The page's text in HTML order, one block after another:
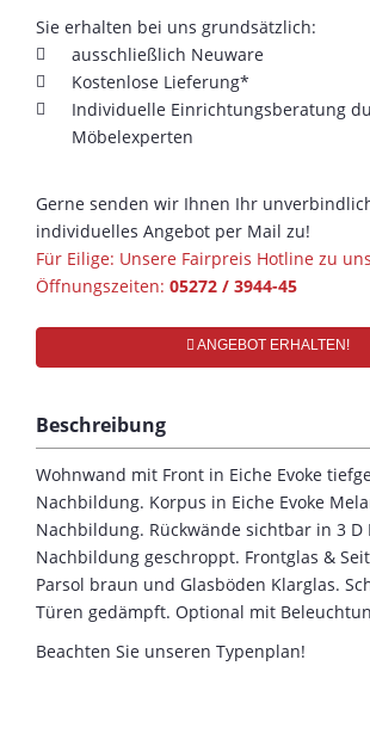
Sie erhalten bei uns grundsätzlich:
ausschließlich Neuware
Kostenlose Lieferung*
Individuelle Einrichtungsberatung
Möbelexperten
Gerne senden wir Ihnen Ihr
individuelles Angebot per Mail zu!
Für Eilige: Unsere Fairpreis Hotline zu
Öffnungszeiten: 05272 / 3944-45
ANGEBOT ERHALTEN!
Beschreibung
Wohnwand mit Front in Eiche Evoke
Nachbildung. Korpus in Eiche Evoke
Nachbildung. Rückwände sichtbar in 3 D
Nachbildung geschroppt. Frontglas &
Parsol braun und Glasböden Klarglas.
Türen gedämpft. Optional mit
Beachten Sie unseren Typenplan!